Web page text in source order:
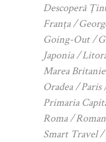
Descoperă
Franța
Going-Out
Japonia
Marea Britanie
Oradea
Paris
Primaria
Roma
Smart Travel